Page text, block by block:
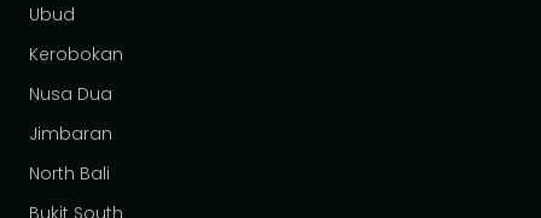
Ubud
Kerobokan
Nusa Dua
Jimbaran
North Bali
Bukit South